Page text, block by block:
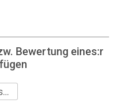
Bewertung eines:r
PIN-Code vom Veranstalter